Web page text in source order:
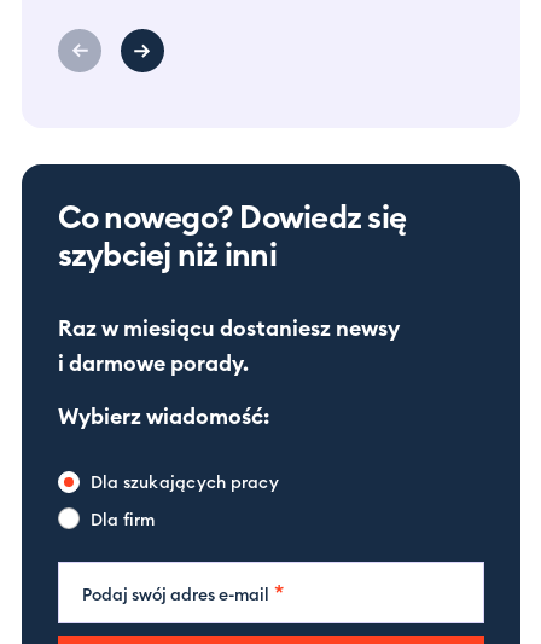
Co nowego? Dowiedz się
szybciej niż inni
Raz w miesiącu dostaniesz newsy
i darmowe porady.
Wybierz wiadomość:
Dla szukających pracy
Dla firm
Podaj swój adres e-mail *